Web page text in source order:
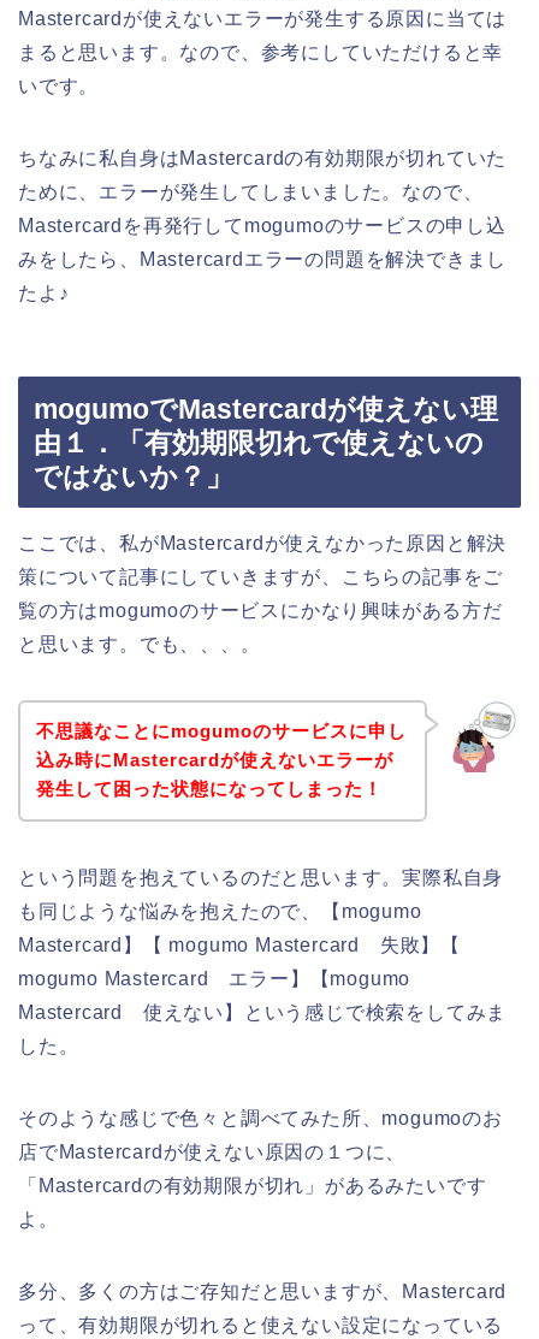
Mastercardが使えないエラーが発生する原因に当ては
まると思います。なので、参考にしていただけると幸
いです。
ちなみに私自身はMastercardの有効期限が切れていた
ために、エラーが発生してしまいました。なので、
Mastercardを再発行してmogumoのサービスの申し込
みをしたら、Mastercardエラーの問題を解決できまし
たよ♪
mogumoでMastercardが使えない理
由１．「有効期限切れで使えないの
ではないか？」
ここでは、私がMastercardが使えなかった原因と解決
策について記事にしていきますが、こちらの記事をご
覧の方はmogumoのサービスにかなり興味がある方だ
と思います。でも、、、。
不思議なことにmogumoのサービスに申し
込み時にMastercardが使えないエラーが
発生して困った状態になってしまった！
という問題を抱えているのだと思います。実際私自身
も同じような悩みを抱えたので、【mogumo
Mastercard】【 mogumo Mastercard 失敗】【
mogumo Mastercard エラー】【mogumo
Mastercard 使えない】という感じで検索をしてみま
した。
そのような感じで色々と調べてみた所、mogumoのお
店でMastercardが使えない原因の１つに、
「Mastercardの有効期限が切れ」があるみたいです
よ。
多分、多くの方はご存知だと思いますが、Mastercard
って、有効期限が切れると使えない設定になっている